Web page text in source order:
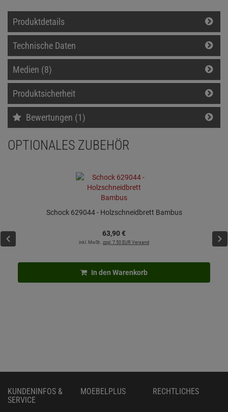
Produktdetails
Technische Daten
Medien (8)
Produktsicherheit
Bewertungen (1)
OPTIONALES ZUBEHÖR
Schock 629044 - Holzschneidbrett Bambus
63,90€
inkl. MwSt. zzgl. 7.50 EUR Versand
In den Warenkorb
KUNDENINFOS &
SERVICE
MOEBELPLUS RECHTLICHES